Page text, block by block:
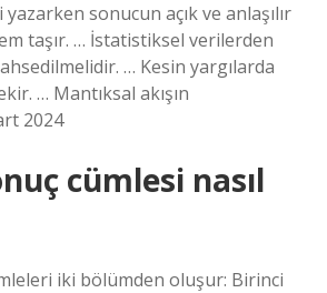
sonucun açık ve anlaşılır
taşır. … İstatistiksel verilerden
… Kesin yargılarda
… Mantıksal akışın
2024
cümlesi nasıl
iki bölümden oluşur: Birinci